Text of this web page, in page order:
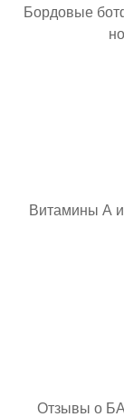
Бордовые
Витамины А
Отзывы о